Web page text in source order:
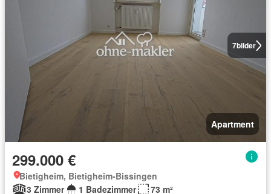
7bilder
Apartment
299.000 €
Bietigheim, Bietigheim-Bissingen
3 Zimmer
1 Badezimmer
73 m²